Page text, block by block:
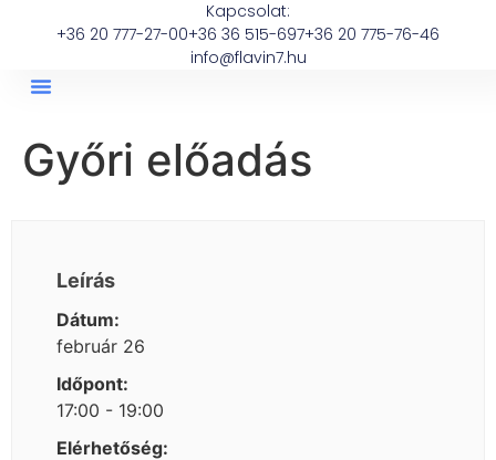
Kapcsolat:
+36 20 777-27-00+36 36 515-697+36 20 775-76-46
info@flavin7.hu
Győri előadás
Leírás
Dátum:
február 26
Időpont:
17:00 - 19:00
Elérhetőség: